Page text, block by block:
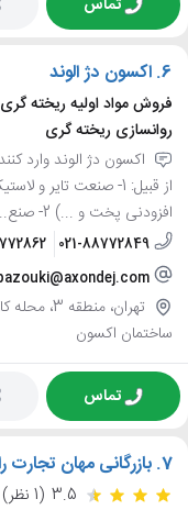
6. اکسون دژ الوند
فروش مواد اولیه ریخته
روانسازی ریخته گری
اکسون دژ الوند وارد
از قبیل: 1- صنعت تایر
افزودنی پخت و ...) 2- صنع...
021-88772849
ساختمان اکسون
تماس
7. بازرگانی مهان تجارت
3.5 (1 نظر)